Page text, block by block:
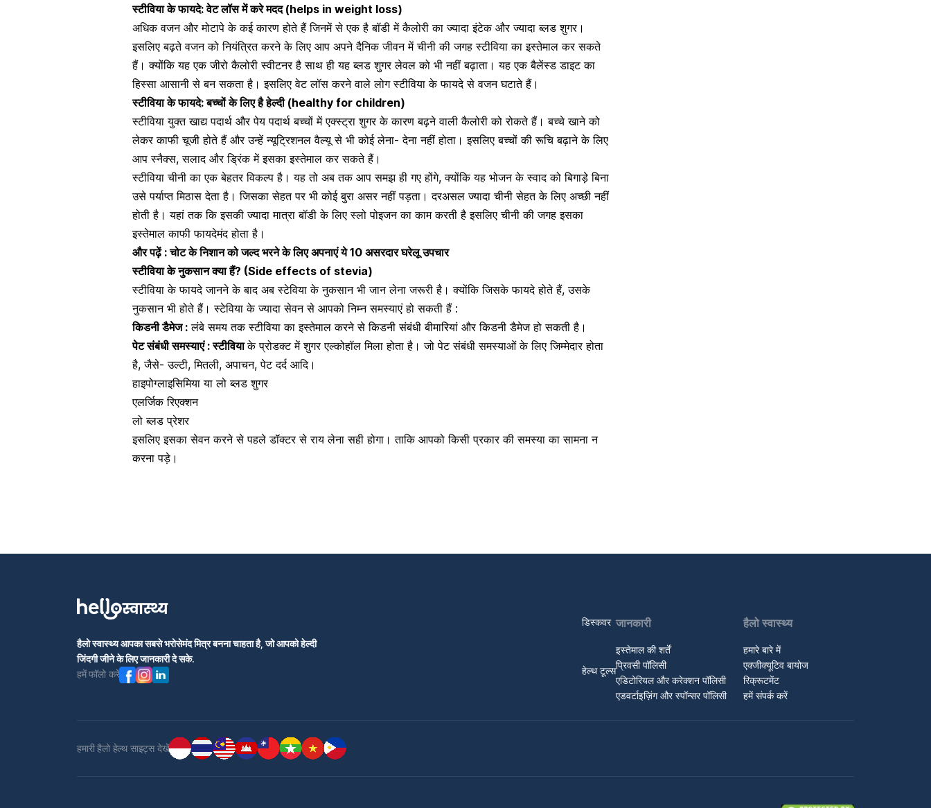
स्टीविया के फायदे: वेट लॉस में करे मदद (helps in weight loss)
अधिक वजन और मोटापेके कई कारण होते हैं जिनमें से एक है बॉडी में कैलोरी का ज्यादा इंटेक और ज्यादा ब्लड शुगर।
इसलिए बढ़ते वजन को नियंत्रित करने के लिए आप अपने दैनिक जीवन में चीनी की जगह स्टीविया का इस्तेमाल कर सकते
हैं। क्योंकि यह एक जीरो कैलोरी स्वीटनर है साथ ही यह ब्लड शुगर लेवल को भी नहीं बढ़ाता। यह एक बैलेंस्ड डाइट का
हिस्सा आसानी से बन सकता है। इसलिए वेट लॉस करने वाले लोग स्टीविया के फायदे से वजन घटाते हैं।
स्टीविया के फायदे: बच्चों के लिए है हेल्दी (healthy for children)
स्टीविया युक्त खाद्य पदार्थ और पेय पदार्थ बच्चों में एक्स्ट्राशुगरके कारण बढ़ने वाली कैलोरी को रोकते हैं। बच्चे खाने को
लेकर काफी चूजी होते हैं और उन्हें न्यूट्रिशनल वैल्यू से भी कोई लेना- देना नहीं होता। इसलिए बच्चों की रूचि बढ़ाने के लिए
आप स्नैक्स, सलाद और ड्रिंक में इसका इस्तेमाल कर सकते हैं।
स्टीविया चीनी का एक बेहतर विकल्प है। यह तो अब तक आप समझ ही गए होंगे, क्योंकि यह भोजन के स्वाद को बिगाड़े बिना
उसे पर्याप्त मिठास देता है। जिसका सेहत पर भी कोई बुरा असर नहीं पड़ता। दरअसल ज्यादा चीनी सेहत के लिए अच्छी नहीं
होती है। यहां तक कि इसकी ज्यादा मात्रा बॉडी के लिए स्लो पोइजन का काम करती है इसलिए चीनी की जगह इसका
इस्तेमाल काफी फायदेमंद होता है।
और पढ़ें :चोट के निशान को जल्‍द भरने के लिए अपनाएं ये 10 असरदार घरेलू उपचार
स्टीविया के नुकसान क्या हैं? (Side effects of stevia)
स्टीविया के फायदे जानने के बाद अब स्टेविया के नुकसान भी जान लेना जरूरी है। क्योंकि जिसके फायदे होते हैं, उसके
नुकसान भी होते हैं। स्टेविया के ज्यादा सेवन से आपको निम्न समस्याएं हो सकती हैं :
किडनी डैमेज : लंबे समय तक स्टीविया का इस्तेमाल करने से किडनी संबंधी बीमारियां औरकिडनी डैमेज हो सकती है ।
पेट संबंधी समस्याएं :स्टीवियाके प्रोडक्ट में शुगर एल्कोहॉल मिला होता है। जो पेट संबंधी समस्याओं के लिए जिम्मेदार होता
है, जैसे- उल्टी, मितली, अपाचन,पेट दर्द आदि।
हाइपोग्लाइसिमिया या लो ब्लड शुगर
एलर्जिक रिएक्शन
लो ब्लड प्रेशर
इसलिए इसका सेवन करने से पहले डॉक्टर से राय लेना सही होगा। ताकि आपको किसी प्रकार की समस्या का सामना न
करना पड़े।
हैलो स्वास्थ्य आपका सबसे भरोसेमंद मित्र बनना चाहता है, जो आपको हेल्दी
जिंदगी जीने के लिए जानकारी दे सके.
हमें फॉलो करें
डिस्कवर
हेल्थ टूल्स
जानकारी
इस्तेमाल की शर्तें
प्रिवसी पॉलिसी
एडिटोरियल और करेक्शन पॉलिसी
एडवर्टाइज़िंग और स्पॉन्सर पॉलिसी
हैलो स्वास्थ्य
हमारे बारे में
एक्जीक्यूटिव बायोज
रिक्रूटमेंट
हमें संपर्क करें
हमारी हैलो हेल्थ साइट्स देखें